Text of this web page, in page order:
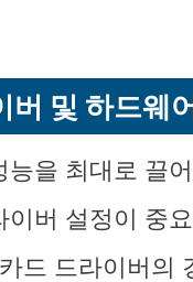
버 및 하드웨
능을 최대로 끌
이버 설정이 중
드 드라이버의